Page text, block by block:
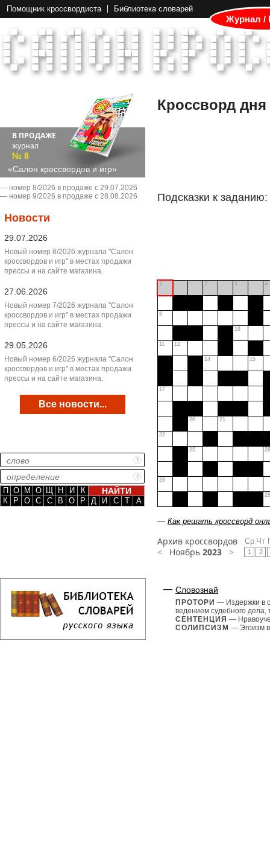
Помощник кроссвордиста Библиотека словарей
Журнал /
В ПРОДАЖЕ
журнал
№ 8
«Салон кроссвордов и игр»
― номер 8/2026 в продаже с 29.07.2026
― номер 9/2026 в продаже с 28.08.2026
Новости
29.07.2026
Новый номер 8/2026 журнала "Салон
кроссвордов и игр" в местах продажи
прессы и на сайте магазина.
27.06.2026
Новый номер 7/2026 журнала "Салон
кроссвордов и игр" в местах продажи
прессы и на сайте магазина.
29.05.2026
Новый номер 6/2026 журнала "Салон
кроссвордов и игр" в местах продажи
прессы и на сайте магазина.
Все новости...
П О М О Щ Н И
К
К
Р О С С В О Р Д И С Т А
Кроссворд дня
Подсказки к заданию:
1 2 3 4
8
10
11 12
14 15
17
20 21
22
25 26
28
29
— Как решать кроссворд
Архив кроссвордов
< Ноябрь 2023 >
Ср
1
Чт
2
Словознай
ПРОТОРИ — Издержки в
ведением судебного дела,
СЕНТЕНЦИЯ —
СОЛИПСИЗМ — Эгоизм